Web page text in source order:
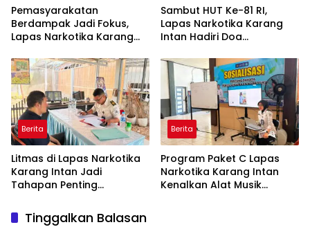
Pemasyarakatan
Berdampak Jadi Fokus,
Lapas Narkotika Karang
Ditjenpas Kalsel
Sambut HUT Ke-81 RI,
Lapas Narkotika Karang
Intan Hadiri Doa
Kementerian Imigrasi dan
Pemasyarakatan
Berita
Litmas di Lapas Narkotika
Karang Intan Jadi
Tahapan Penting
Integrasi Warga Binaan
Berita
Program Paket C Lapas
Narkotika Karang Intan
Kenalkan Alat Musik
Tinggalkan Balasan